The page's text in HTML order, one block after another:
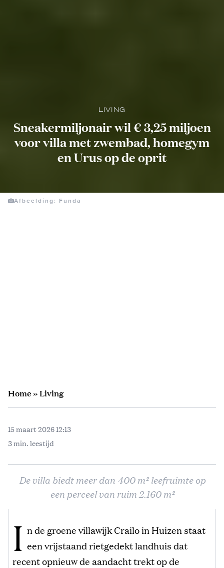
LIVING
Sneakermiljonair wil € 3,25 miljoen
voor villa met zwembad, homegym
en Urus op de oprit
Afbeelding: Funda
Home»Living
15 maart 2026 12:13
3 min. leestijd
De villa biedt meer dan 400 m² leefruimte op
een perceel van ruim 2.160 m²
I n de groene villawijk Crailo in Huizen staat
een vrijstaand rietgedekt landhuis dat
recent opnieuw de aandacht trekt op de